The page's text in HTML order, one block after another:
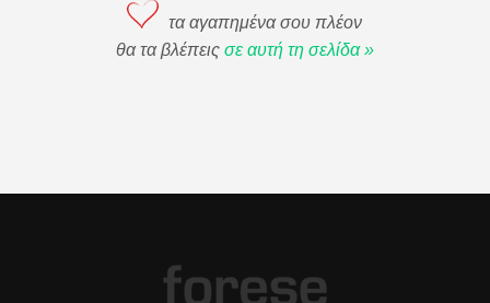
τα αγαπημένα σου πλέον
θα τα βλέπεις σε αυτή τη σελίδα »